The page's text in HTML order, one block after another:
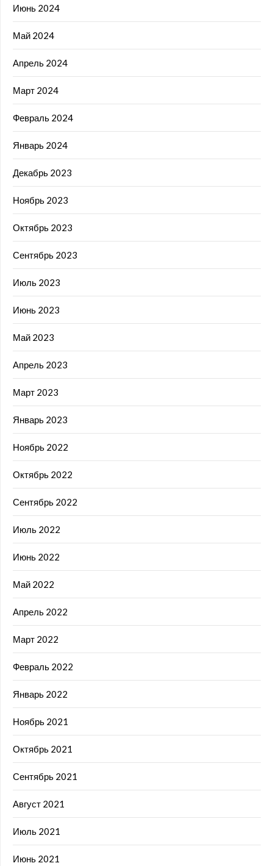
Июнь 2024
Май 2024
Апрель 2024
Март 2024
Февраль 2024
Январь 2024
Декабрь 2023
Ноябрь 2023
Октябрь 2023
Сентябрь 2023
Июль 2023
Июнь 2023
Май 2023
Апрель 2023
Март 2023
Январь 2023
Ноябрь 2022
Октябрь 2022
Сентябрь 2022
Июль 2022
Июнь 2022
Май 2022
Апрель 2022
Март 2022
Февраль 2022
Январь 2022
Ноябрь 2021
Октябрь 2021
Сентябрь 2021
Август 2021
Июль 2021
Июнь 2021